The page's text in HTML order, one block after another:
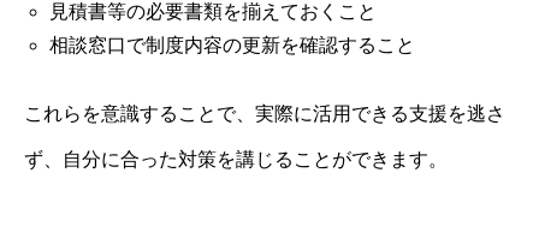
見積書等の必要書類を揃えておくこと
相談窓口で制度内容の更新を確認すること
これらを意識することで、実際に活用できる支援を逃さ
ず、自分に合った対策を講じることができます。